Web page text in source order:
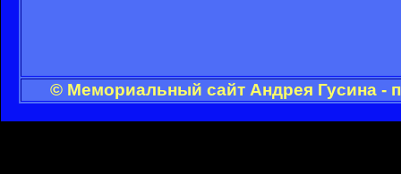
© Мемориальный сайт Андрея Гусина -